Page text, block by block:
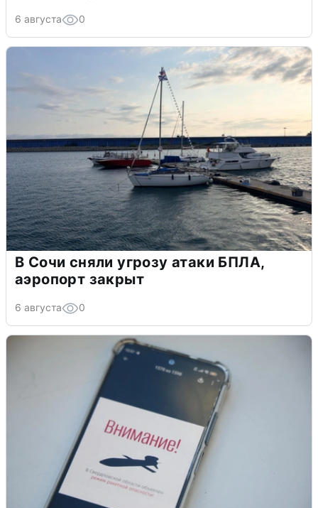
6 августа 0
В Сочи сняли угрозу атаки БПЛА,
аэропорт закрыт
6 августа 0